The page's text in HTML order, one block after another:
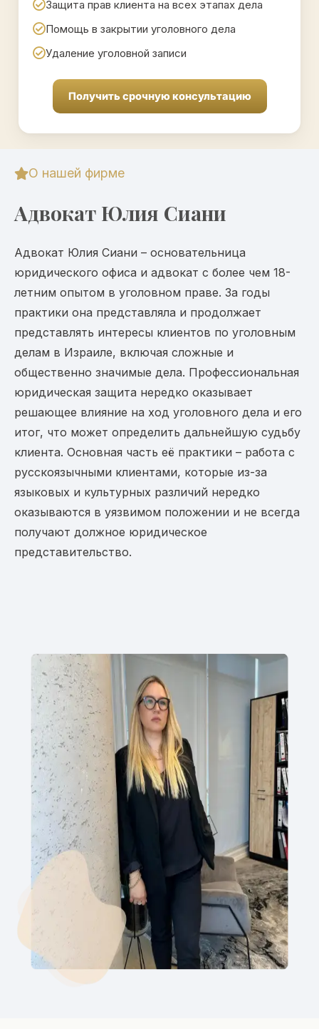
Защита прав клиента на всех этапах дела
Помощь в закрытии уголовного дела
Удаление уголовной записи
Получить срочную консультацию
О нашей фирме
Адвокат Юлия Сиани
Адвокат Юлия Сиани – основательница
юридического офиса и адвокат с более чем 18-
летним опытом в уголовном праве. За годы
практики она представляла и продолжает
представлять интересы клиентов по уголовным
делам в Израиле, включая сложные и
общественно значимые дела. Профессиональная
юридическая защита нередко оказывает
решающее влияние на ход уголовного дела и его
итог, что может определить дальнейшую судьбу
клиента. Основная часть её практики – работа с
русскоязычными клиентами, которые из-за
языковых и культурных различий нередко
оказываются в уязвимом положении и не всегда
получают должное юридическое
представительство.